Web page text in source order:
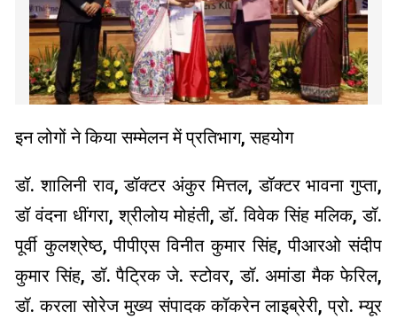
इन लोगों ने किया सम्मेलन में प्रतिभाग, सहयोग
डॉ. शालिनी राव, डॉक्टर अंकुर मित्तल, डॉक्टर भावना गुप्ता,
डॉ वंदना धींगरा, श्रीलोय मोहंती, डॉ. विवेक सिंह मलिक, डॉ.
पूर्वी कुलश्रेष्ठ, पीपीएस विनीत कुमार सिंह, पीआरओ संदीप
कुमार सिंह, डॉ. पैट्रिक जे. स्टोवर, डॉ. अमांडा मैक फेरिल,
डॉ. करला सोरेज मुख्य संपादक कॉकरेन लाइब्रेरी, प्रो. म्यूर